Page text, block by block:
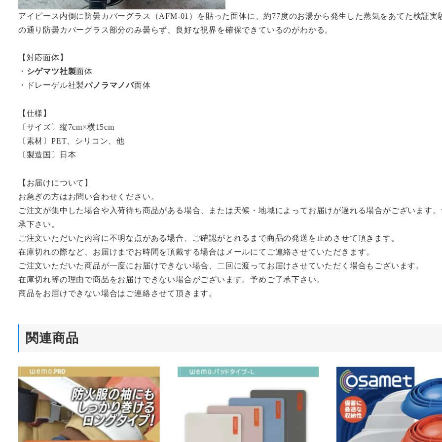
アイピース内側に防曇カバーグラス（AFM-01）を貼った面体に、約77度のお湯から発生した蒸気をあてた検証実
の通り防曇カバーグラス部分のみ曇らず、良好な視界を確保できているのがわかる。
【対応面体】
・ シゲマツ社製面体
・ドレーゲル社製パノラマノバ面体
【仕様】
〔サイズ〕縦7cm×横15cm
〔素材〕PET、シリコン、他
〔製造国〕日本
【お届けについて】
お急ぎの方はお問い合わせください。
ご注文が集中した場合や入荷待ち商品がある場合、または天候・地域によってお届けが遅れる場合がございます。
承下さい。
ご注文いただいた内容に不明な点がある場合、ご確認がとれるまで商品の発送を止めさせて頂きます。
在庫切れの際など、お届けまでお時間を頂戴する場合はメールにてご連絡させていただきます。
ご注文いただいた商品が一度にお届けできない場合、二回に渡ってお届けさせていただく場合もございます。
在庫切れ等の理由で商品をお届けできない場合がございます。予めご了承下さい。
商品をお届けできない場合はご連絡させて頂きます。
関連商品